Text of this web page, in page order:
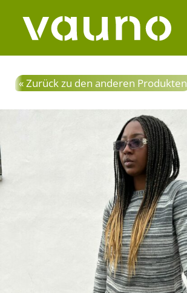
« Zurück zu den anderen Produkten